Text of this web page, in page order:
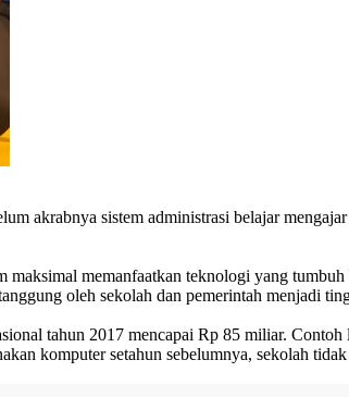
akrabnya sistem administrasi belajar
memanfaatkan teknologi yang
oleh sekolah dan pemerintah menjadi
tahun 2017 mencapai Rp 85 miliar.
komputer setahun sebelumnya, sekolah